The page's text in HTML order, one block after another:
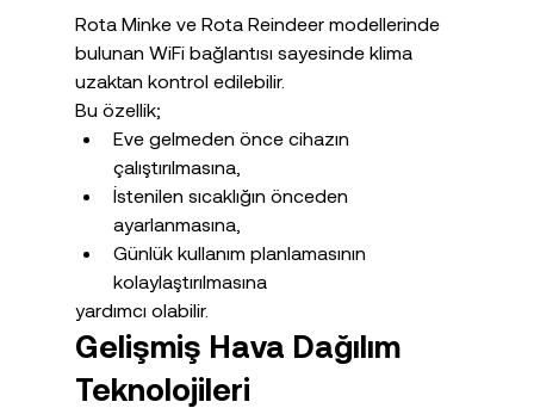
Rota Minke ve Rota Reindeer modellerinde
bulunan WiFi bağlantısı sayesinde klima
uzaktan kontrol edilebilir.
Bu özellik;
Eve gelmeden önce cihazın
çalıştırılmasına,
İstenilen sıcaklığın önceden
ayarlanmasına,
Günlük kullanım planlamasının
kolaylaştırılmasına
yardımcı olabilir.
Gelişmiş Hava Dağılım
Teknolojileri